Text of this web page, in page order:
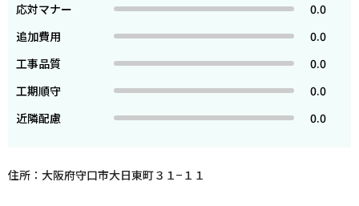
応対マナー
0.0
追加費用
0.0
工事品質
0.0
工期順守
0.0
近隣配慮
0.0
住所：大阪府守口市大日東町３１−１１